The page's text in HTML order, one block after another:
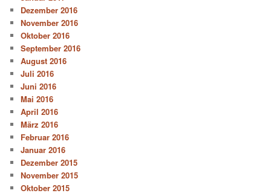
Dezember 2016
November 2016
Oktober 2016
September 2016
August 2016
Juli 2016
Juni 2016
Mai 2016
April 2016
März 2016
Februar 2016
Januar 2016
Dezember 2015
November 2015
Oktober 2015